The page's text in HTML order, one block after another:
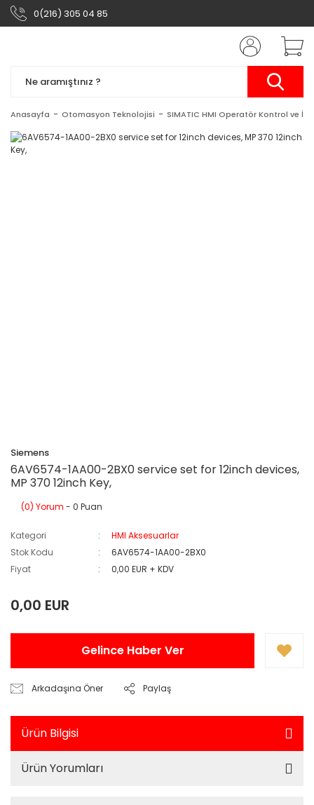
0(216) 305 04 85
Anasayfa Otomasyon Teknolojisi SIMATIC HMI Operatör Kontrol ve
Siemens
6AV6574-1AA00-2BX0 service set for 12inch devices,
MP 370 12inch Key,
(0) Yorum - 0 Puan
Kategori
HMI Aksesuarlar
Stok Kodu
6AV6574-1AA00-2BX0
Fiyat
0,00 EUR + KDV
0,00 EUR
Gelince Haber Ver
Arkadaşına Öner Paylaş
Ürün Bilgisi
Ürün Yorumları